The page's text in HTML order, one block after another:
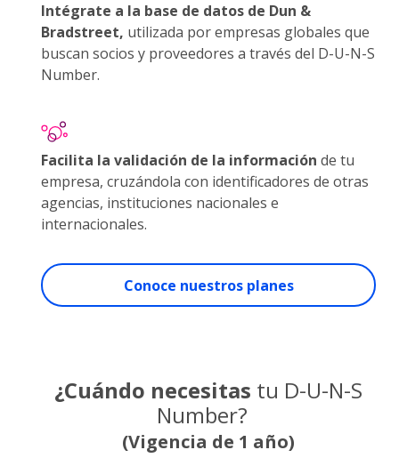
Intégrate a la base de datos de Dun &
Bradstreet, utilizada por empresas globales que
buscan socios y proveedores a través del D-U-N-S
Number.
Facilita la validación de la información de tu
empresa, cruzándola con identificadores de otras
agencias, instituciones nacionales e
internacionales.
Conoce nuestros planes
¿Cuándo necesitas tu D-U-N-S
Number?
(Vigencia de 1 año)